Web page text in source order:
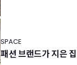
SPACE
패션 브랜드가 지은 집